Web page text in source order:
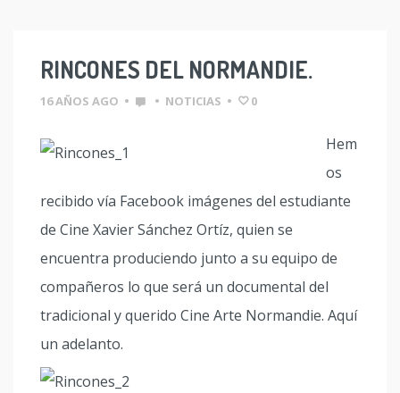
RINCONES DEL NORMANDIE.
16 AÑOS AGO • • NOTICIAS • 0
Hem
os
recibido vía Facebook imágenes del estudiante
de Cine Xavier Sánchez Ortíz, quien se
encuentra produciendo junto a su equipo de
compañeros lo que será un documental del
tradicional y querido Cine Arte Normandie. Aquí
un adelanto.